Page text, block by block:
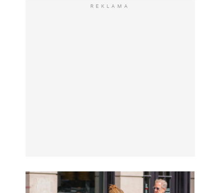
REKLAMA